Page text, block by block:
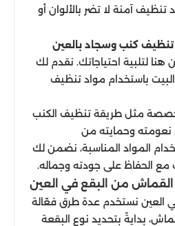
آمنة لا تضر بالألوان أو
كنب وسجاد بالعين
لتلبية احتياجاتك. نقدم لك
باستخدام مواد تنظيف
مثل طريقة تنظيف الكنب
نعومته وحمايته من
المواد المناسبة، نضمن لك
مع الحفاظ على جودته وجماله.
من البقع في العين
نستخدم عدة طرق فعّالة
بدايةً بتحديد نوع البقعة